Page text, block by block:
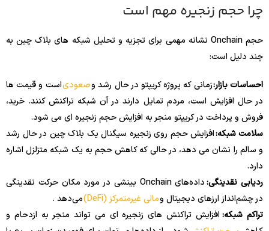
چرا حجم زنجیره مهم است
حجم Onchain نشانه مهمی برای تجزیه و تحلیل شبکه های بلاک چین به
چند دلیل است:
احساسات بازار:زمانی که پروژه کریپتو در حال رشد وصعودیاست و قیمت ها
در حال افزایش است، مردم تمایل دارند در آن شبکه تراکنش کنند. خرید،
فروش و پرداخت در کریپتو منجر به افزایش حجم زنجیره ای می شود.
سلامت شبکه:افزایش حجم روی زنجیره سیگنال یک بلاک چین در حال رشد
و سالم را نشان می دهد، در حالی که کاهش حجم به یک شبکه متزلزل اشاره
دارد.
ردیابی نقدینگی:
داده‌های Onchain بینشی در مورد مکان حرکت نقدینگی
در چشم‌انداز ارزهای دیجیتال ومالی غیرمتمرکز (DeFi)
می‌دهد .
تراکم شبکه:افزایش تراکنش های زنجیره ای می تواند منجر به ازدحام و